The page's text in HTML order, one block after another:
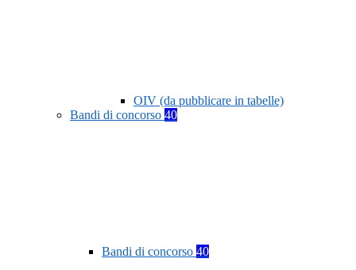
OIV (da pubblicare in tabelle)
Bandi di concorso 40
Bandi di concorso 40